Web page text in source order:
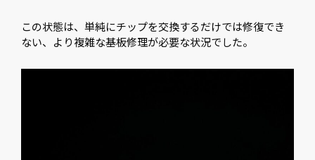
この状態は、単純にチップを交換するだけでは修復でき
ない、より複雑な基板修理が必要な状況でした。